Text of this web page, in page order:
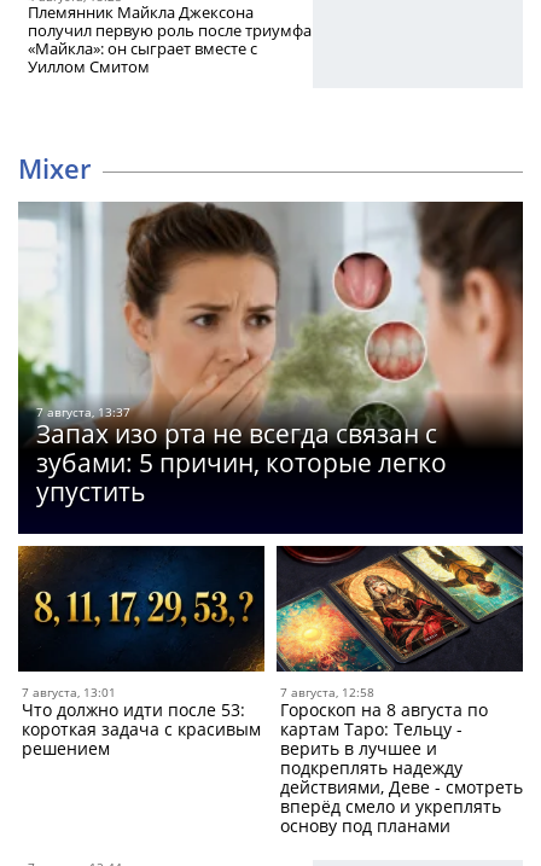
Племянник Майкла Джексона
получил первую роль после триумфа
«Майкла»: он сыграет вместе с
Уиллом Смитом
Mixer
7 августа, 13:37
Запах изо рта не всегда связан с
зубами: 5 причин, которые легко
упустить
7 августа, 13:01
Что должно идти после 53:
короткая задача с красивым
решением
7 августа, 12:58
Гороскоп на 8 августа по
картам Таро: Тельцу -
верить в лучшее и
подкреплять надежду
действиями, Деве - смотреть
вперёд смело и укреплять
основу под планами